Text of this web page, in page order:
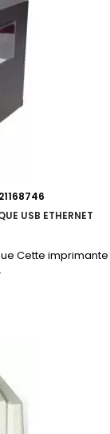
USB ETHERNET
Cette imprimante